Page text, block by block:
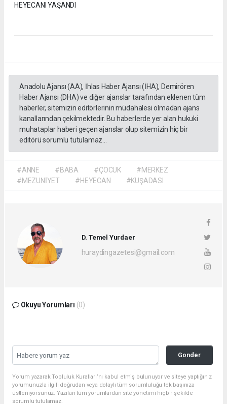
HEYECANI YAŞANDI
Anadolu Ajansı (AA), İhlas Haber Ajansı (İHA), Demirören
Haber Ajansı (DHA) ve diğer ajanslar tarafından eklenen tüm
haberler, sitemizin editörlerinin müdahalesi olmadan ajans
kanallarından çekilmektedir. Bu haberlerde yer alan hukuki
muhataplar haberi geçen ajanslar olup sitemizin hiç bir
editörü sorumlu tutulamaz...
#ANNE #BABA #ÇOCUK
#MERKEZ
#MEZUNİYET
#HEYECAN #KUŞADASI
D. Temel Yurdaer
huraydingazetesi@gmail.com
Okuyu Yorumları (0)
Gonder
Yorum yazarak Topluluk Kuralları’nı kabul etmiş bulunuyor ve siteye yaptığınız
yorumunuzla ilgili doğrudan veya dolaylı tüm sorumluluğu tek başınıza
üstleniyorsunuz. Yazılan tüm yorumlardan site yönetimi hiçbir şekilde
sorumlu tutulamaz.